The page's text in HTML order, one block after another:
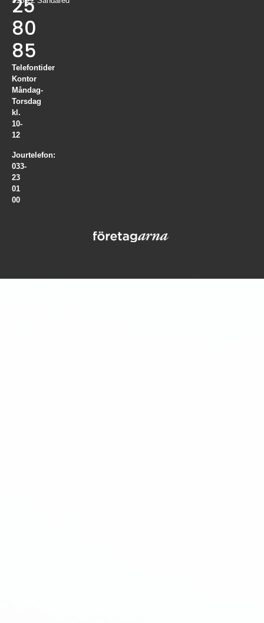
25
80
85
Telefontider
Kontor
Måndag-
Torsdag
kl.
10-
12
Jourtelefon:
033-
23
01
00